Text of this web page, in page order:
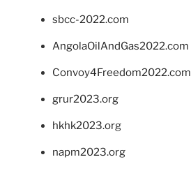
sbcc-2022.com
AngolaOilAndGas2022.com
Convoy4Freedom2022.com
grur2023.org
hkhk2023.org
napm2023.org